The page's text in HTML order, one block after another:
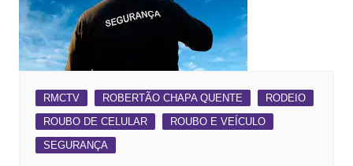
RMCTV ROBERTÃO CHAPA QUENTE
RODEIO
ROUBO DE CELULAR
ROUBO E VEÍCULO
SEGURANÇA